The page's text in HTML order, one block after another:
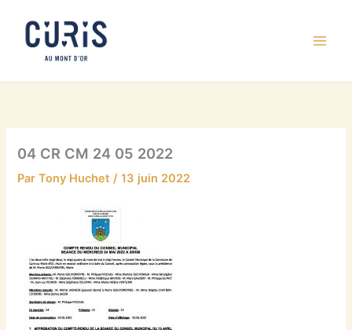
contenu
04 CR CM 24 05 2022
ParTony Huchet/13 juin 2022